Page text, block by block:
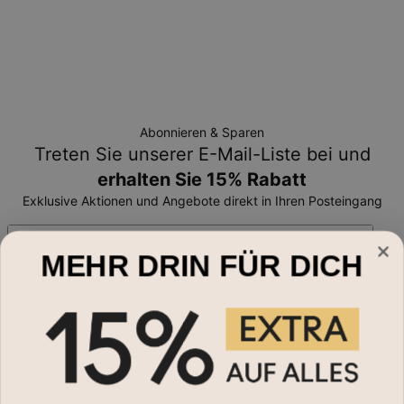
Abonnieren & Sparen
Treten Sie unserer E-Mail-Liste bei und
erhalten Sie 15% Rabatt
Exklusive Aktionen und Angebote direkt in Ihren Posteingang
Schmuckart
Halsketten
MEHR DRIN FÜR DICH